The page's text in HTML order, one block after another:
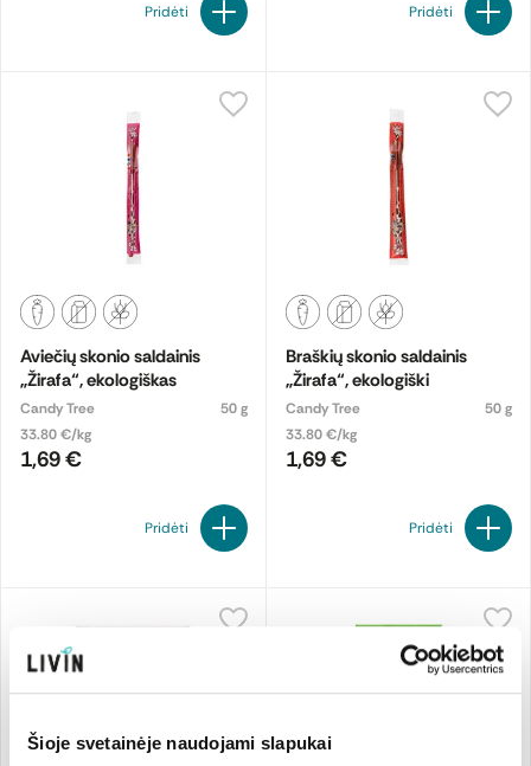
Šioje svetainėje naudojami slapukai
Pridėti Pridėti
Aviečių skonio saldainis
„Žirafa“, ekologiškas
Candy Tree
50 g
33.80 €/kg
1,69 €
Pridėti
Braškių skonio saldainis
„Žirafa“, ekologiški
Candy Tree
50 g
33.80 €/kg
1,69 €
Pridėti